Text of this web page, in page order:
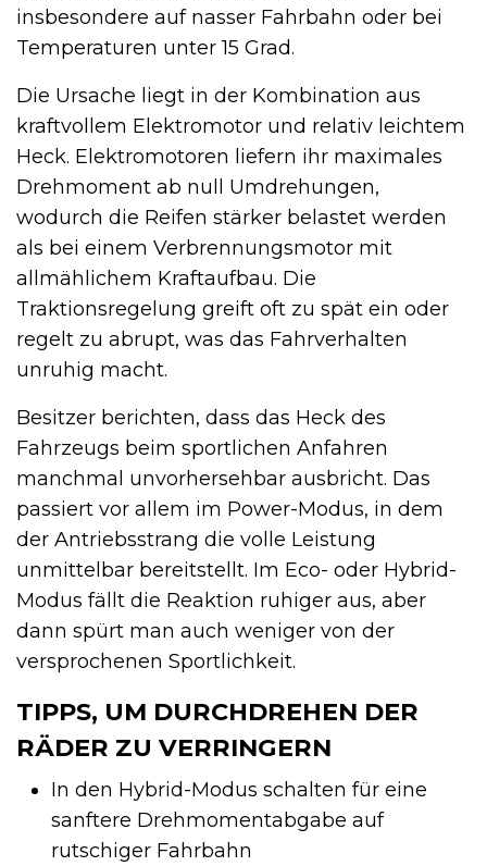
insbesondere auf nasser Fahrbahn oder bei
Temperaturen unter 15 Grad.
Die Ursache liegt in der Kombination aus
kraftvollem Elektromotor und relativ leichtem
Heck. Elektromotoren liefern ihr maximales
Drehmoment ab null Umdrehungen,
wodurch die Reifen stärker belastet werden
als bei einem Verbrennungsmotor mit
allmählichem Kraftaufbau. Die
Traktionsregelung greift oft zu spät ein oder
regelt zu abrupt, was das Fahrverhalten
unruhig macht.
Besitzer berichten, dass das Heck des
Fahrzeugs beim sportlichen Anfahren
manchmal unvorhersehbar ausbricht. Das
passiert vor allem im Power-Modus, in dem
der Antriebsstrang die volle Leistung
unmittelbar bereitstellt. Im Eco- oder Hybrid-
Modus fällt die Reaktion ruhiger aus, aber
dann spürt man auch weniger von der
versprochenen Sportlichkeit.
TIPPS, UM DURCHDREHEN DER
RÄDER ZU VERRINGERN
In den Hybrid-Modus schalten für eine
sanftere Drehmomentabgabe auf
rutschiger Fahrbahn